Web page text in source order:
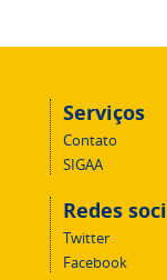
Serviços
Contato
SIGAA
Redes
Twitter
Facebook